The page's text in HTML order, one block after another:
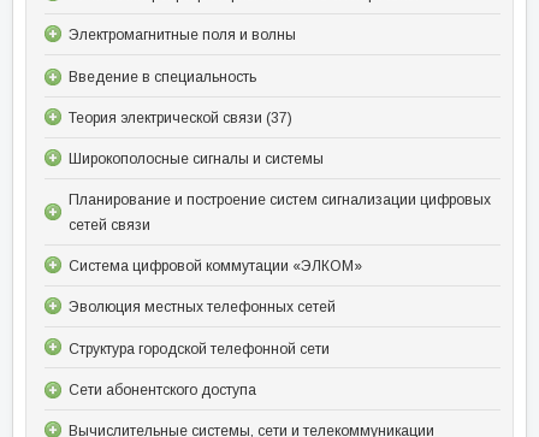
Электромагнитные поля и волны
Введение в специальность
Теория электрической связи (37)
Широкополосные сигналы и системы
Планирование и построение систем сигнализации цифровых
сетей связи
Система цифровой коммутации «ЭЛКОМ»
Эволюция местных телефонных сетей
Структура городской телефонной сети
Сети абонентского доступа
Вычислительные системы, сети и телекоммуникации